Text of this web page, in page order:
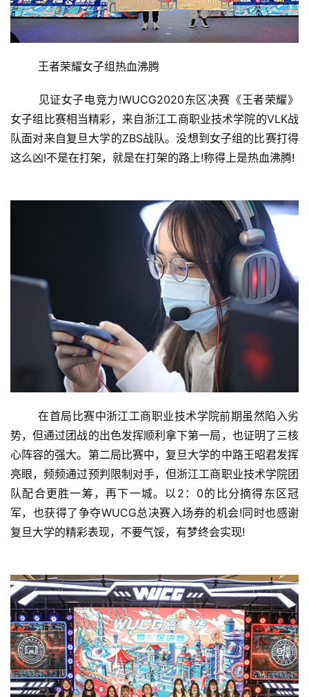
首
页
	王者荣耀女子组热血沸腾
女子组比赛相当精彩，来自浙江工商职业技术学院的VLK战
队面对来自复旦大学的ZBS战队。没想到女子组的比赛打得
这么凶!不是在打架，就是在打架的路上!称得上是热血沸腾!
	在首局比赛中浙江工商职业技术学院前期虽然陷入劣
势，但通过团战的出色发挥顺利拿下第一局，也证明了三核
心阵容的强大。第二局比赛中，复旦大学的中路王昭君发挥
亮眼，频频通过预判限制对手，但浙江工商职业技术学院团
队配合更胜一筹，再下一城。以2：0的比分摘得东区冠
军，也获得了争夺WUCG总决赛入场券的机会!同时也感谢
复旦大学的精彩表现，不要气馁，有梦终会实现!